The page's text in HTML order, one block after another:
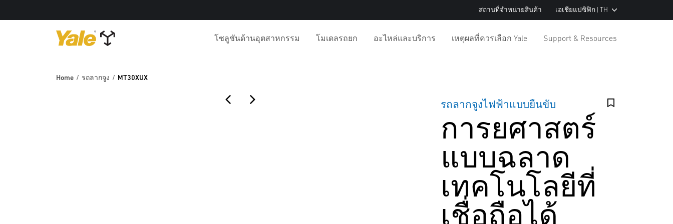
สถานที่จำหน่ายสินค้า เอเชียแปซิฟิก | TH
โซลูชันด้านอุตสาหกรรม โมเดลรถยก อะไหล่และบริการ เหตุผลที่ควรเลือก Yale Support & Resources
Home รถลากจูง MT30XUX
รถลากจูงไฟฟ้าแบบยืนขับ
การยศาสตร์
แบบฉลาด
เทคโนโลยีที่
เชื่อถือได้